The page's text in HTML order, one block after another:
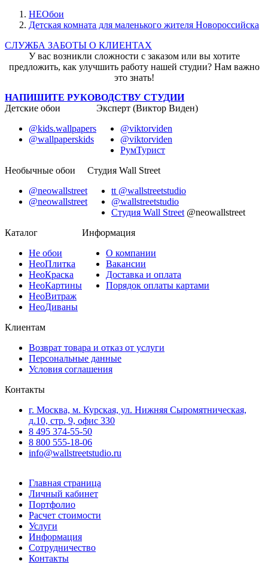
НЕОбои
Детская комната для маленького жителя Новороссийска
СЛУЖБА ЗАБОТЫ О КЛИЕНТАХ
У вас возникли сложности с заказом или вы хотите
предложить, как улучшить работу нашей студии? Нам важно
это знать!
НАПИШИТЕ РУКОВОДСТВУ СТУДИИ
Детские обои
@kids.wallpapers
@wallpaperskids
Эксперт (Виктор Виден)
@viktorviden
@viktorviden
РумТурист
Необычные обои
@neowallstreet
@neowallstreet
Студия Wall Street
tt @wallstreetstudio
@wallstreetstudio
Студия Wall Street @neowallstreet
Каталог
Не обои
НеоПлитка
НеоКраска
НеоКартины
НеоВитраж
НеоДиваны
Информация
О компании
Вакансии
Доставка и оплата
Порядок оплаты картами
Клиентам
Возврат товара и отказ от услуги
Персональные данные
Условия соглашения
Контакты
г. Москва, м. Курская, ул. Нижняя Сыромятническая,
д.10, стр. 9, офис 330
8 495 374-55-50
8 800 555-18-06
info@wallstreetstudio.ru
Главная страница
Личный кабинет
Портфолио
Расчет стоимости
Услуги
Информация
Сотрудничество
Контакты